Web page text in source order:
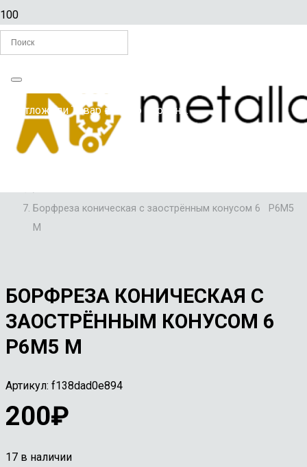
Вы отложилиТоварв свою корзину.
Главная
/
ФРЕЗЫ
Борфреза коническая с заострённым конусом 6 Р6М5
M
БОРФРЕЗА КОНИЧЕСКАЯ С
ЗАОСТРЁННЫМ КОНУСОМ 6
Р6М5 M
Артикул: f138dad0e894
200₽
17 в наличии